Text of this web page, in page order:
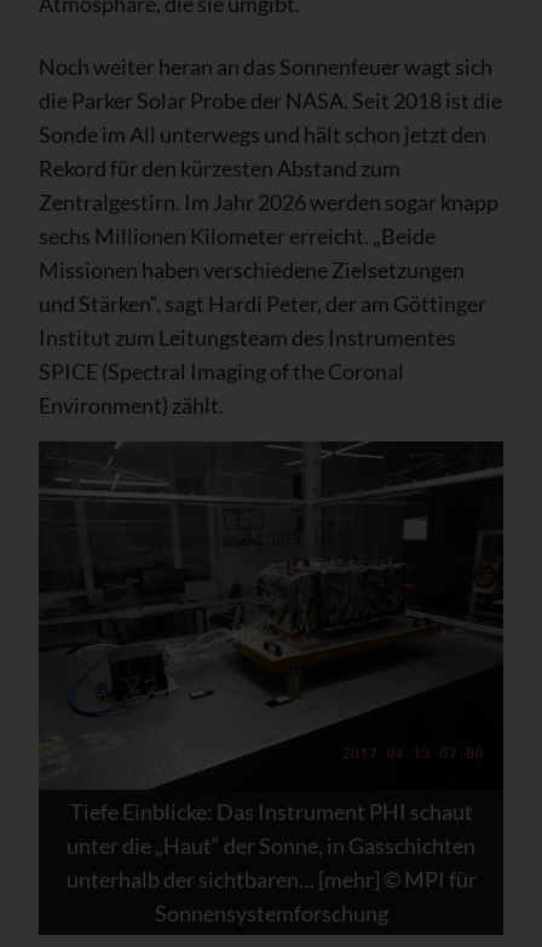
Noch weiter heran an das Sonnenfeuer wagt sich
die Parker Solar Probe der NASA. Seit 2018 ist die
Sonde im All unterwegs und hält schon jetzt den
Rekord für den kürzesten Abstand zum
Zentralgestirn. Im Jahr 2026 werden sogar knapp
sechs Millionen Kilometer erreicht. „Beide
Missionen haben verschiedene Zielsetzungen
und Stärken“, sagt Hardi Peter, der am Göttinger
Institut zum Leitungsteam des Instrumentes
SPICE (Spectral Imaging of the Coronal
Environment) zählt.
Tiefe Einblicke: Das Instrument PHI schaut
unter die „Haut“ der Sonne, in Gasschichten
unterhalb der sichtbaren… [mehr] © MPI für
Sonnensystemforschung